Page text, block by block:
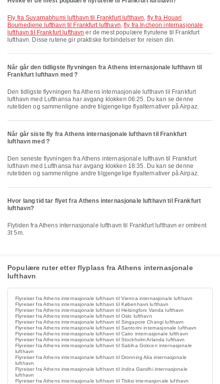
fly fra Suvarnabhumi lufthavn til Frankfurt lufthavn, fly fra Houari
Boumediene lufthavn til Frankfurt lufthavn,fly fra Incheon internasjonale
lufthavn til Frankfurt lufthavn er de mest populære flyrutene til Frankfurt
lufthavn. Disse rutene gir praktiske forbindelser for reisen din.
Når går den tidligste flyvningen fra Athens internasjonale lufthavn til
Frankfurt lufthavn med ?
Den tidligste flyvningen fra Athens internasjonale lufthavn til Frankfurt
lufthavn med Lufthansa har avgang klokken 06:25. Du kan se denne
rutetiden og sammenligne andre tilgjengelige flyalternativer på Airpaz.
Når går siste fly fra Athens internasjonale lufthavn til Frankfurt
lufthavn med ?
Den seneste flyvningen fra Athens internasjonale lufthavn til Frankfurt
lufthavn med Lufthansa har avgang klokken 18:35. Du kan se denne
rutetiden og sammenligne andre tilgjengelige flyalternativer på Airpaz.
Hvor lang tid tar flyet fra Athens internasjonale lufthavn til Frankfurt
lufthavn?
Flytiden fra Athens internasjonale lufthavn til Frankfurt lufthavn er omtrent
3t 5m.
Populære ruter etter flyplass fra Athens internasjonale
lufthavn
Flyreiser fra Athens internasjonale lufthavn til Vienna internasjonale lufthavn
Flyreiser fra Athens internasjonale lufthavn til København lufthavn
Flyreiser fra Athens internasjonale lufthavn til Helsingfors Vanda lufthavn
Flyreiser fra Athens internasjonale lufthavn til Oslo lufthavn
Flyreiser fra Athens internasjonale lufthavn til Singapore Changi lufthavn
Flyreiser fra Athens internasjonale lufthavn til Santorini internasjonale lufthavn
Flyreiser fra Athens internasjonale lufthavn til Cairo internasjonale lufthavn
Flyreiser fra Athens internasjonale lufthavn til Stockholm Arlanda lufthavn
Flyreiser fra Athens internasjonale lufthavn til Sabiha Gokcen internasjonale
lufthavn
Flyreiser fra Athens internasjonale lufthavn til Dronning Alia internasjonale
lufthavn
Flyreiser fra Athens internasjonale lufthavn til Indira Gandhi internasjonale
lufthavn
Flyreiser fra Athens internasjonale lufthavn til Tbilisi internasjonale lufthavn